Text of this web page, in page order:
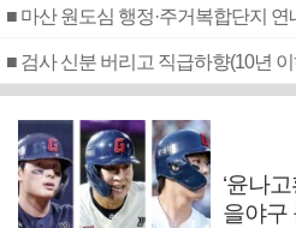
■ 마산 원도심 행정·주거복합단지 연
‘윤나
을야구